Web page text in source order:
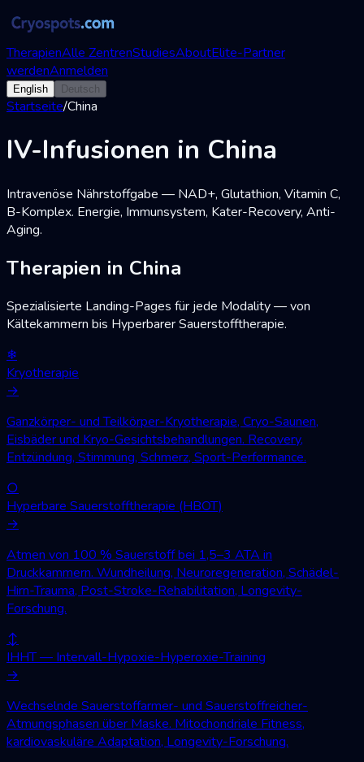
TherapienAlle ZentrenStudiesAboutElite-Partner
werdenAnmelden
English Deutsch
Startseite/China
IV-Infusionen in China
Intravenöse Nährstoffgabe — NAD+, Glutathion, Vitamin C,
B-Komplex. Energie, Immunsystem, Kater-Recovery, Anti-
Aging.
Therapien in China
Spezialisierte Landing-Pages für jede Modality — von
Kältekammern bis Hyperbarer Sauerstofftherapie.
❄
Kryotherapie
→
Ganzkörper- und Teilkörper-Kryotherapie, Cryo-Saunen,
Eisbäder und Kryo-Gesichtsbehandlungen. Recovery,
Entzündung, Stimmung, Schmerz, Sport-Performance.
○
Hyperbare Sauerstofftherapie (HBOT)
→
Atmen von 100 % Sauerstoff bei 1,5–3 ATA in
Druckkammern. Wundheilung, Neuroregeneration, Schädel-
Hirn-Trauma, Post-Stroke-Rehabilitation, Longevity-
Forschung.
↕
IHHT — Intervall-Hypoxie-Hyperoxie-Training
→
Wechselnde Sauerstoffarmer- und Sauerstoffreicher-
Atmungsphasen über Maske. Mitochondriale Fitness,
kardiovaskuläre Adaptation, Longevity-Forschung.